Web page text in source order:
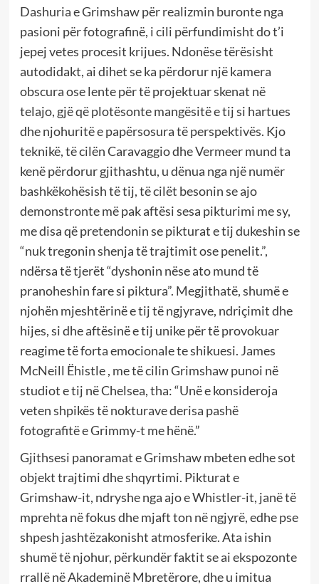
Dashuria e Grimshaw për realizmin buronte nga
pasioni për fotografinë, i cili përfundimisht do t’i
jepej vetes procesit krijues. Ndonëse tërësisht
autodidakt, ai dihet se ka përdorur një kamera
obscura ose lente për të projektuar skenat në
telajo, gjë që plotësonte mangësitë e tij si hartues
dhe njohuritë e papërsosura të perspektivës. Kjo
teknikë, të cilën Caravaggio dhe Vermeer mund ta
kenë përdorur gjithashtu, u dënua nga një numër
bashkëkohësish të tij, të cilët besonin se ajo
demonstronte më pak aftësi sesa pikturimi me sy,
me disa që pretendonin se pikturat e tij dukeshin se
“nuk tregonin shenja të trajtimit ose penelit.”,
ndërsa të tjerët “dyshonin nëse ato mund të
pranoheshin fare si piktura”. Megjithatë, shumë e
njohën mjeshtërinë e tij të ngjyrave, ndriçimit dhe
hijes, si dhe aftësinë e tij unike për të provokuar
reagime të forta emocionale te shikuesi. James
McNeill Ëhistle , me të cilin Grimshaw punoi në
studiot e tij në Chelsea, tha: “Unë e konsideroja
veten shpikës të nokturave derisa pashë
fotografitë e Grimmy-t me hënë.”
Gjithsesi panoramat e Grimshaw mbeten edhe sot
objekt trajtimi dhe shqyrtimi. Pikturat e
Grimshaw-it, ndryshe nga ajo e Whistler-it, janë të
mprehta në fokus dhe mjaft ton në ngjyrë, edhe pse
shpesh jashtëzakonisht atmosferike. Ata ishin
shumë të njohur, përkundër faktit se ai ekspozonte
rrallë në Akademinë Mbretërore, dhe u imitua